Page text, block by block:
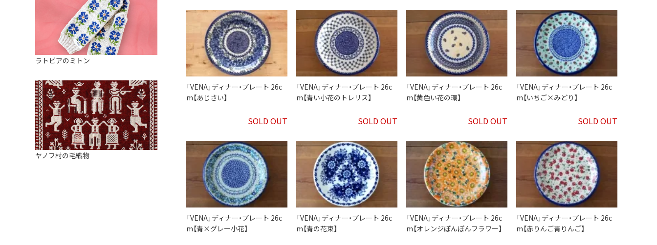
「VENA」ディナー・プレート 26c
m【あじさい】
SOLD OUT
「VENA」ディナー・プレート 26c
m【青い小花のトレリス】
SOLD OUT
「VENA」ディナー・プレート 26c
m【黄色い花の環】
SOLD OUT
「VENA」ディナー・プレート 26c
m【いちご×みどり】
SOLD OUT
「VENA」ディナー・プレート 26c
m【青×グレー小花】
「VENA」ディナー・プレート 26c
m【青の花束】
「VENA」ディナー・プレート 26c
m【オレンジぽんぽんフラワー】
「VENA」ディナー・プレート 26c
m【赤りんご青りんご】
ラトビアのミトン
ヤノフ村の毛織物